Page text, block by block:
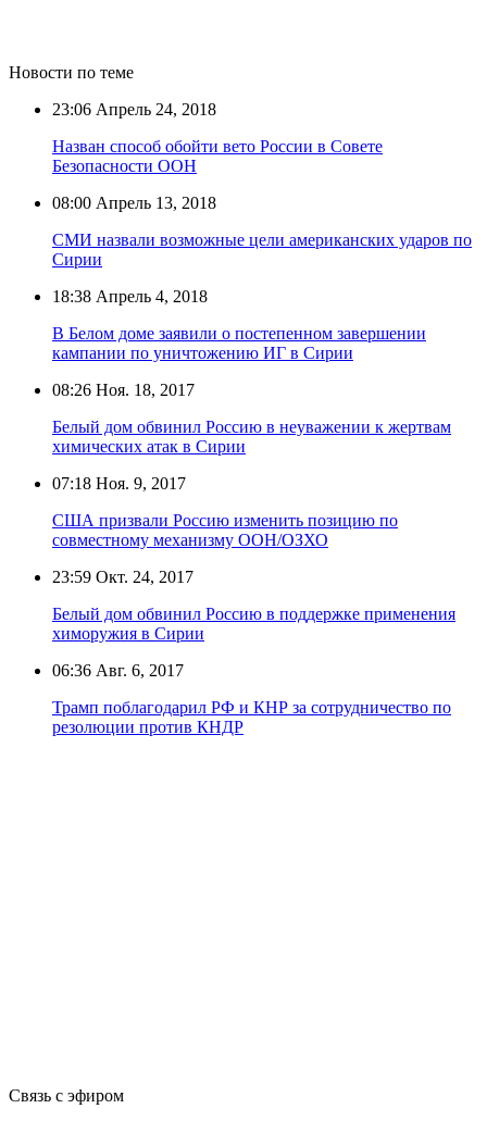
Новости по теме
23:06 Апрель 24, 2018
Назван способ обойти вето России в Совете
Безопасности ООН
08:00 Апрель 13, 2018
СМИ назвали возможные цели американских ударов по
Сирии
18:38 Апрель 4, 2018
В Белом доме заявили о постепенном завершении
кампании по уничтожению ИГ в Сирии
08:26 Ноя. 18, 2017
Белый дом обвинил Россию в неуважении к жертвам
химических атак в Сирии
07:18 Ноя. 9, 2017
США призвали Россию изменить позицию по
совместному механизму ООН/ОЗХО
23:59 Окт. 24, 2017
Белый дом обвинил Россию в поддержке применения
химоружия в Сирии
06:36 Авг. 6, 2017
Трамп поблагодарил РФ и КНР за сотрудничество по
резолюции против КНДР
Связь с эфиром